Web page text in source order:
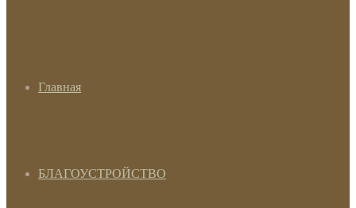
Главная
БЛАГОУСТРОЙСТВО